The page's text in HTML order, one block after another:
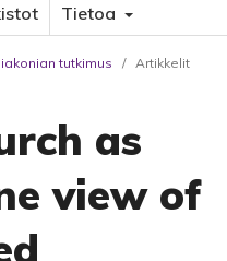
Tietoa
tutkimus / Artikkelit
as
view of